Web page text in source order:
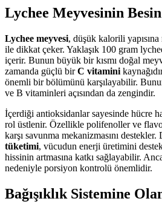
Lychee Meyvesinin
Lychee meyvesi, düşük kalorili
ile dikkat çeker. Yaklaşık 100 gram
içerir. Bunun büyük bir kısmı doğal
zamanda güçlü birC vitamini
önemli bir bölümünü karşılayabilir.
ve B vitaminleri açısından da zengindir.
İçerdiği antioksidanlar sayesinde hücre
rol üstlenir. Özellikle polifenoller ve
karşı savunma mekanizmasını
tüketimi, vücudun enerji üretimini
hissinin artmasına katkı sağlayabilir.
nedeniyle porsiyon kontrolü önemlidir.
Bağışıklık Sistemine